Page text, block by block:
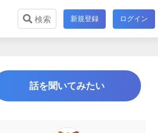
検索 新規登録 ログイン
話を聞いてみたい